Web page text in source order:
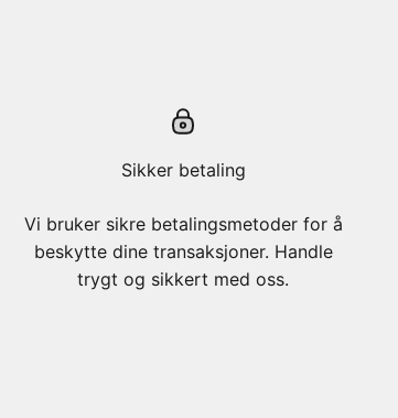
Sikker betaling
Vi bruker sikre betalingsmetoder for å
beskytte dine transaksjoner. Handle
trygt og sikkert med oss.